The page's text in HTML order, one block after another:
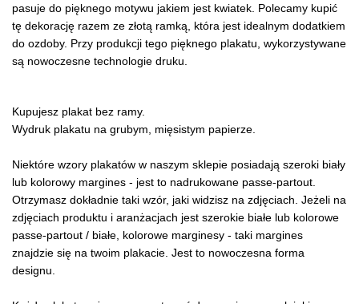
pasuje do pięknego motywu jakiem jest kwiatek. Polecamy kupić
tę dekorację razem ze złotą ramką, która jest idealnym dodatkiem
do ozdoby. Przy produkcji tego pięknego plakatu, wykorzystywane
są nowoczesne technologie druku.
Kupujesz plakat bez ramy.
Wydruk plakatu na grubym, mięsistym papierze.
Niektóre wzory plakatów w naszym sklepie posiadają szeroki biały
lub kolorowy margines - jest to nadrukowane passe-partout.
Otrzymasz dokładnie taki wzór, jaki widzisz na zdjęciach. Jeżeli na
zdjęciach produktu i aranżacjach jest szerokie białe lub kolorowe
passe-partout / białe, kolorowe marginesy - taki margines
znajdzie się na twoim plakacie. Jest to nowoczesna forma
designu.